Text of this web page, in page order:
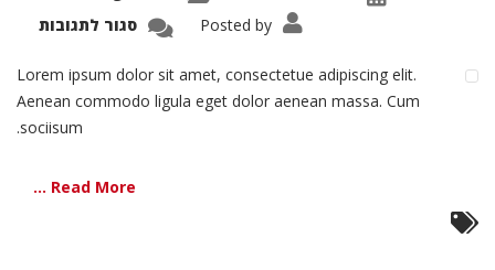
הוסף קו תחתון לקישורים
לאפס את כל האפשרויות
cached
Posted by
סגור לתגובותעל
Euisi
Lorem ipsum dolor sit amet, consectetue adipiscing elit.
Aenean commodo ligula eget dolor aenean massa. Cum
sociisum.
Read More ...